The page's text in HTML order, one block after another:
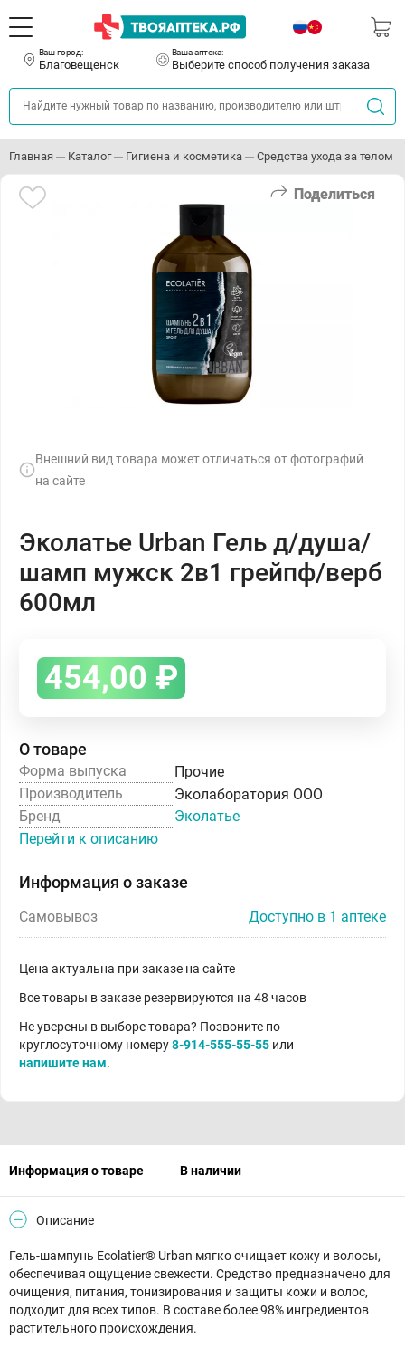
Ваш город:
Благовещенск
Ваша аптека:
Выберите способ получения заказа
Главная Каталог Гигиена и косметика Средства ухода за телом
Поделиться
Внешний вид товара может отличаться от фотографий
на сайте
Эколатье Urban Гель д/душа/
шамп мужск 2в1 грейпф/верб
600мл
454,00 ₽
О товаре
Форма выпуска
Прочие
Производитель
Эколаборатория ООО
Бренд
Эколатье
Перейти к описанию
Информация о заказе
Самовывоз Доступно в 1 аптеке
Цена актуальна при заказе на сайте
Все товары в заказе резервируются на 48 часов
Не уверены в выборе товара? Позвоните по
круглосуточному номеру8-914-555-55-55 или
напишите нам.
Информация о товаре В наличии
Описание
Гель-шампунь Ecolatier® Urban мягко очищает кожу и волосы,
обеспечивая ощущение свежести. Средство предназначено для
очищения, питания, тонизирования и защиты кожи и волос,
подходит для всех типов. В составе более 98% ингредиентов
растительного происхождения.